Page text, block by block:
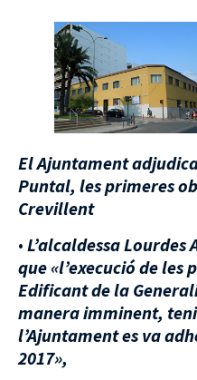
El Ajuntament
Puntal, les primeres
Crevillent
• L’alcaldessa
que «l’execució de les
Edificant de la
manera imminent,
l’Ajuntament es va
2017»,